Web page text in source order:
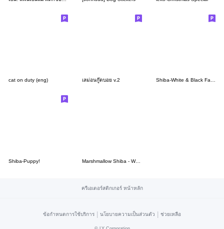
cat on duty (eng) เลม่อนกู๊ดบอย v.2 Shiba-White & Black Family Stickers [EN]
Shiba-Puppy! Marshmallow Shiba - Work Life
ครีเอเตอร์สติกเกอร์ หน้าหลัก
ข้อกำหนดการใช้บริการ | นโยบายความเป็นส่วนตัว | ช่วยเหลือ